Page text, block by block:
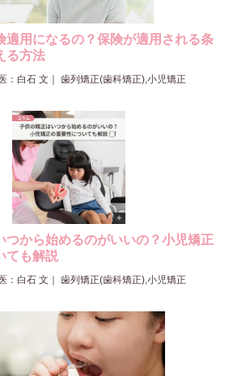
適用になるの？保険が適用される条
る方法
：白石 文 ｜ 歯列矯正(歯科矯正),小児矯正
つから始めるのがいいの？小児矯正
ても解説
：白石 文 ｜ 歯列矯正(歯科矯正),小児矯正